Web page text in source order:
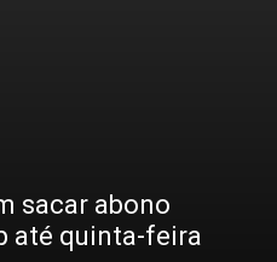
sacar abono
até quinta-feira